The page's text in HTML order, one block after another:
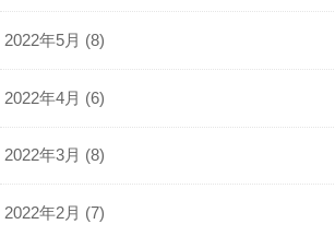
2022年5月 (8)
2022年4月 (6)
2022年3月 (8)
2022年2月 (7)